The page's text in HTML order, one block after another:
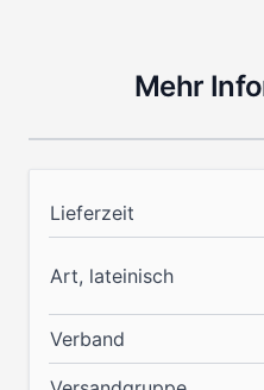
Mehr
Lieferzeit
Art, lateinisch
Verband